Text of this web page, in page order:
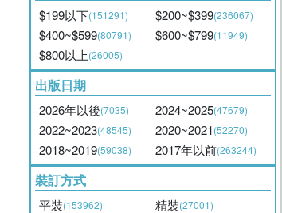
$199以下(151291) $200~$399(236067)
$400~$599(80791) $600~$799(11949)
$800以上(26005)
出版日期
2026年以後(7035) 2024~2025(47679)
2022~2023(48545) 2020~2021(52270)
2018~2019(59038) 2017年以前(263244)
裝訂方式
平裝(153962) 精裝(27001)